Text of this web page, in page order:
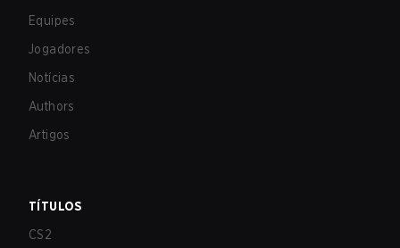
Equipes
Jogadores
Notícias
Authors
Artigos
TÍTULOS
CS2